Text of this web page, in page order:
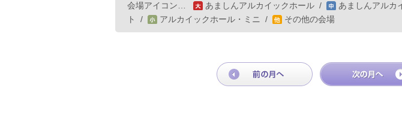
会場アイコン… あましんアルカイックホール /
あましんアルカ
ト
/ アルカイックホール・ミニ / その他の会場